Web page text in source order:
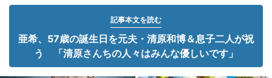
記事本文を読む
亜希、57歳の誕生日を元夫・清原和博＆息子二人が祝
う 「清原さんちの人々はみんな優しいです」